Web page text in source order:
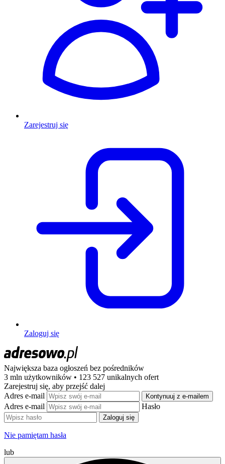
Zarejestruj się
Zaloguj się
Największa baza ogłoszeń bez pośredników
3 mln użytkowników • 123 527 unikalnych ofert
Zarejestruj się, aby przejść dalej
Adres e-mail
Kontynuuj z e-mailem
Adres e-mail Hasło
Zaloguj się
Nie pamiętam hasła
lub